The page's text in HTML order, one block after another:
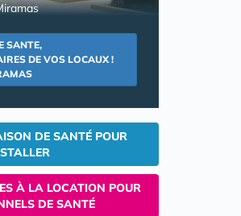
SANTE,
DE VOS LOCAUX !
DE SANTÉ POUR
À LA LOCATION POUR
DE SANTÉ